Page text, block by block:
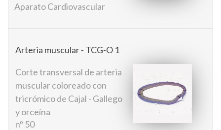
Aparato Cardiovascular
Arteria muscular - TCG-O 1
Corte transversal de arteria
muscular coloreado con
tricrómico de Cajal - Gallego
y orceína
nº 50